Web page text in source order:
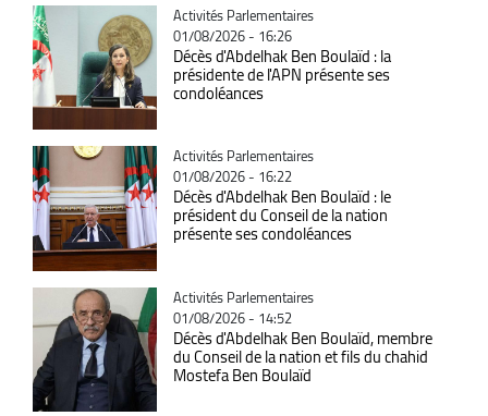
Catégorie
Activités Parlementaires
01/08/2026 - 16:26
Décès d'Abdelhak Ben Boulaïd : la
présidente de l'APN présente ses
condoléances
Catégorie
Activités Parlementaires
01/08/2026 - 16:22
Décès d'Abdelhak Ben Boulaïd : le
président du Conseil de la nation
présente ses condoléances
Catégorie
Activités Parlementaires
01/08/2026 - 14:52
Décès d'Abdelhak Ben Boulaïd, membre
du Conseil de la nation et fils du chahid
Mostefa Ben Boulaïd